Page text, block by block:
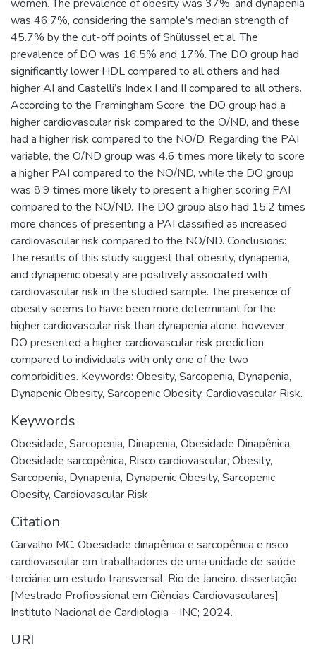
women. The prevalence of obesity was 37%, and dynapenia
was 46.7%, considering the sample's median strength of
45.7% by the cut-off points of Shülussel et al. The
prevalence of DO was 16.5% and 17%. The DO group had
significantly lower HDL compared to all others and had
higher AI and Castelli’s Index I and II compared to all others.
According to the Framingham Score, the DO group had a
higher cardiovascular risk compared to the O/ND, and these
had a higher risk compared to the NO/D. Regarding the PAI
variable, the O/ND group was 4.6 times more likely to score
a higher PAI compared to the NO/ND, while the DO group
was 8.9 times more likely to present a higher scoring PAI
compared to the NO/ND. The DO group also had 15.2 times
more chances of presenting a PAI classified as increased
cardiovascular risk compared to the NO/ND. Conclusions:
The results of this study suggest that obesity, dynapenia,
and dynapenic obesity are positively associated with
cardiovascular risk in the studied sample. The presence of
obesity seems to have been more determinant for the
higher cardiovascular risk than dynapenia alone, however,
DO presented a higher cardiovascular risk prediction
compared to individuals with only one of the two
comorbidities. Keywords: Obesity, Sarcopenia, Dynapenia,
Dynapenic Obesity, Sarcopenic Obesity, Cardiovascular Risk.
Keywords
Obesidade, Sarcopenia, Dinapenia, Obesidade Dinapênica,
Obesidade sarcopênica, Risco cardiovascular, Obesity,
Sarcopenia, Dynapenia, Dynapenic Obesity, Sarcopenic
Obesity, Cardiovascular Risk
Citation
Carvalho MC. Obesidade dinapênica e sarcopênica e risco
cardiovascular em trabalhadores de uma unidade de saúde
terciária: um estudo transversal. Rio de Janeiro. dissertação
[Mestrado Profiossional em Ciências Cardiovasculares]
Instituto Nacional de Cardiologia - INC; 2024.
URI